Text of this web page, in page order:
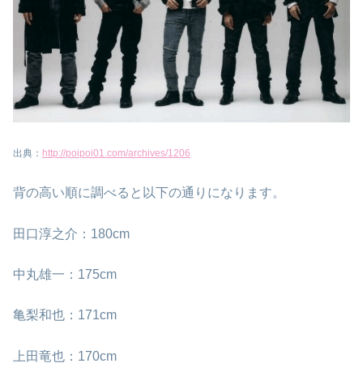
出典： http://poipoi01.com/archives/1206
背の高い順に調べると以下の通りになります。
田口淳之介：180cm
中丸雄一：175cm
亀梨和也：171cm
上田竜也：170cm